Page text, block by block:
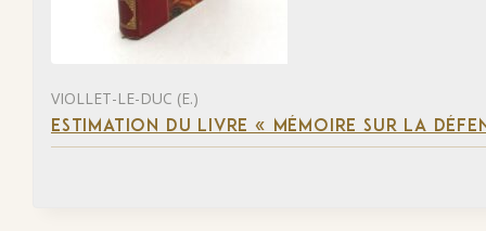
VIOLLET-LE-DUC (E.)
ESTIMATION DU LIVRE « MÉMOIRE SUR LA